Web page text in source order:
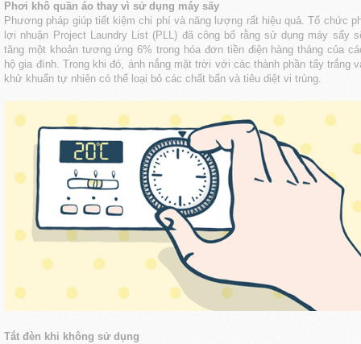
Phơi khô quần áo thay vì sử dụng máy sấy
Phương pháp giúp tiết kiệm chi phí và năng lượng rất hiệu quả. Tổ chức
lợi nhuận Project Laundry List (PLL) đã công bố rằng sử dụng máy sấy
tăng một khoản tương ứng 6% trong hóa đơn tiền điện hàng tháng của
hộ gia đình. Trong khi đó, ánh nắng mặt trời với các thành phần tẩy trắng
khử khuẩn tự nhiên có thể loại bỏ các chất bẩn và tiêu diệt vi trùng.
Tắt đèn khi không sử dụng